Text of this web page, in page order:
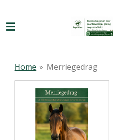
direct
naar
Home » Merriegedrag